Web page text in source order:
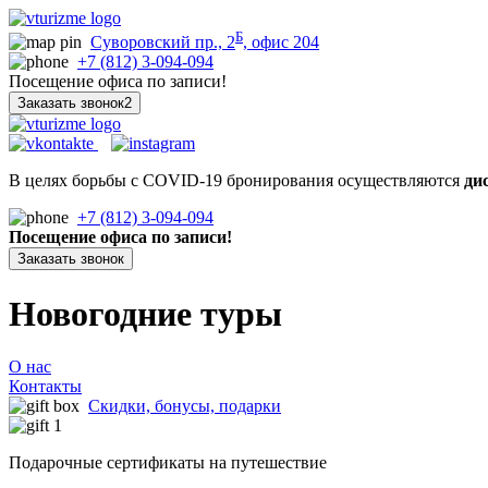
Суворовский пр., 2Б, офис 204
+7 (812) 3-094-094
Посещение офиса по записи!
Заказать звонок2
В целях борьбы с COVID-19 бронирования осуществляются
+7 (812) 3-094-094
Посещение офиса по записи!
Заказать звонок
Новогодние туры
О нас
Контакты
Скидки, бонусы, подарки
Подарочные сертификаты на путешествие